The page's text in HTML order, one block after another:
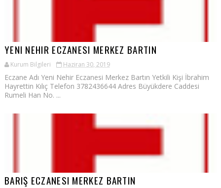
YENI NEHIR ECZANESI MERKEZ BARTIN
Kurum Bilgileri Haziran 30, 2019
Eczane Adı Yeni Nehir Eczanesi Merkez Bartın Yetkili Kişi İbrahim
Hayrettin Kılıç Telefon 3782436644 Adres Büyükdere Caddesi
Rumeli Han No. ...
BARIŞ ECZANESI MERKEZ BARTIN